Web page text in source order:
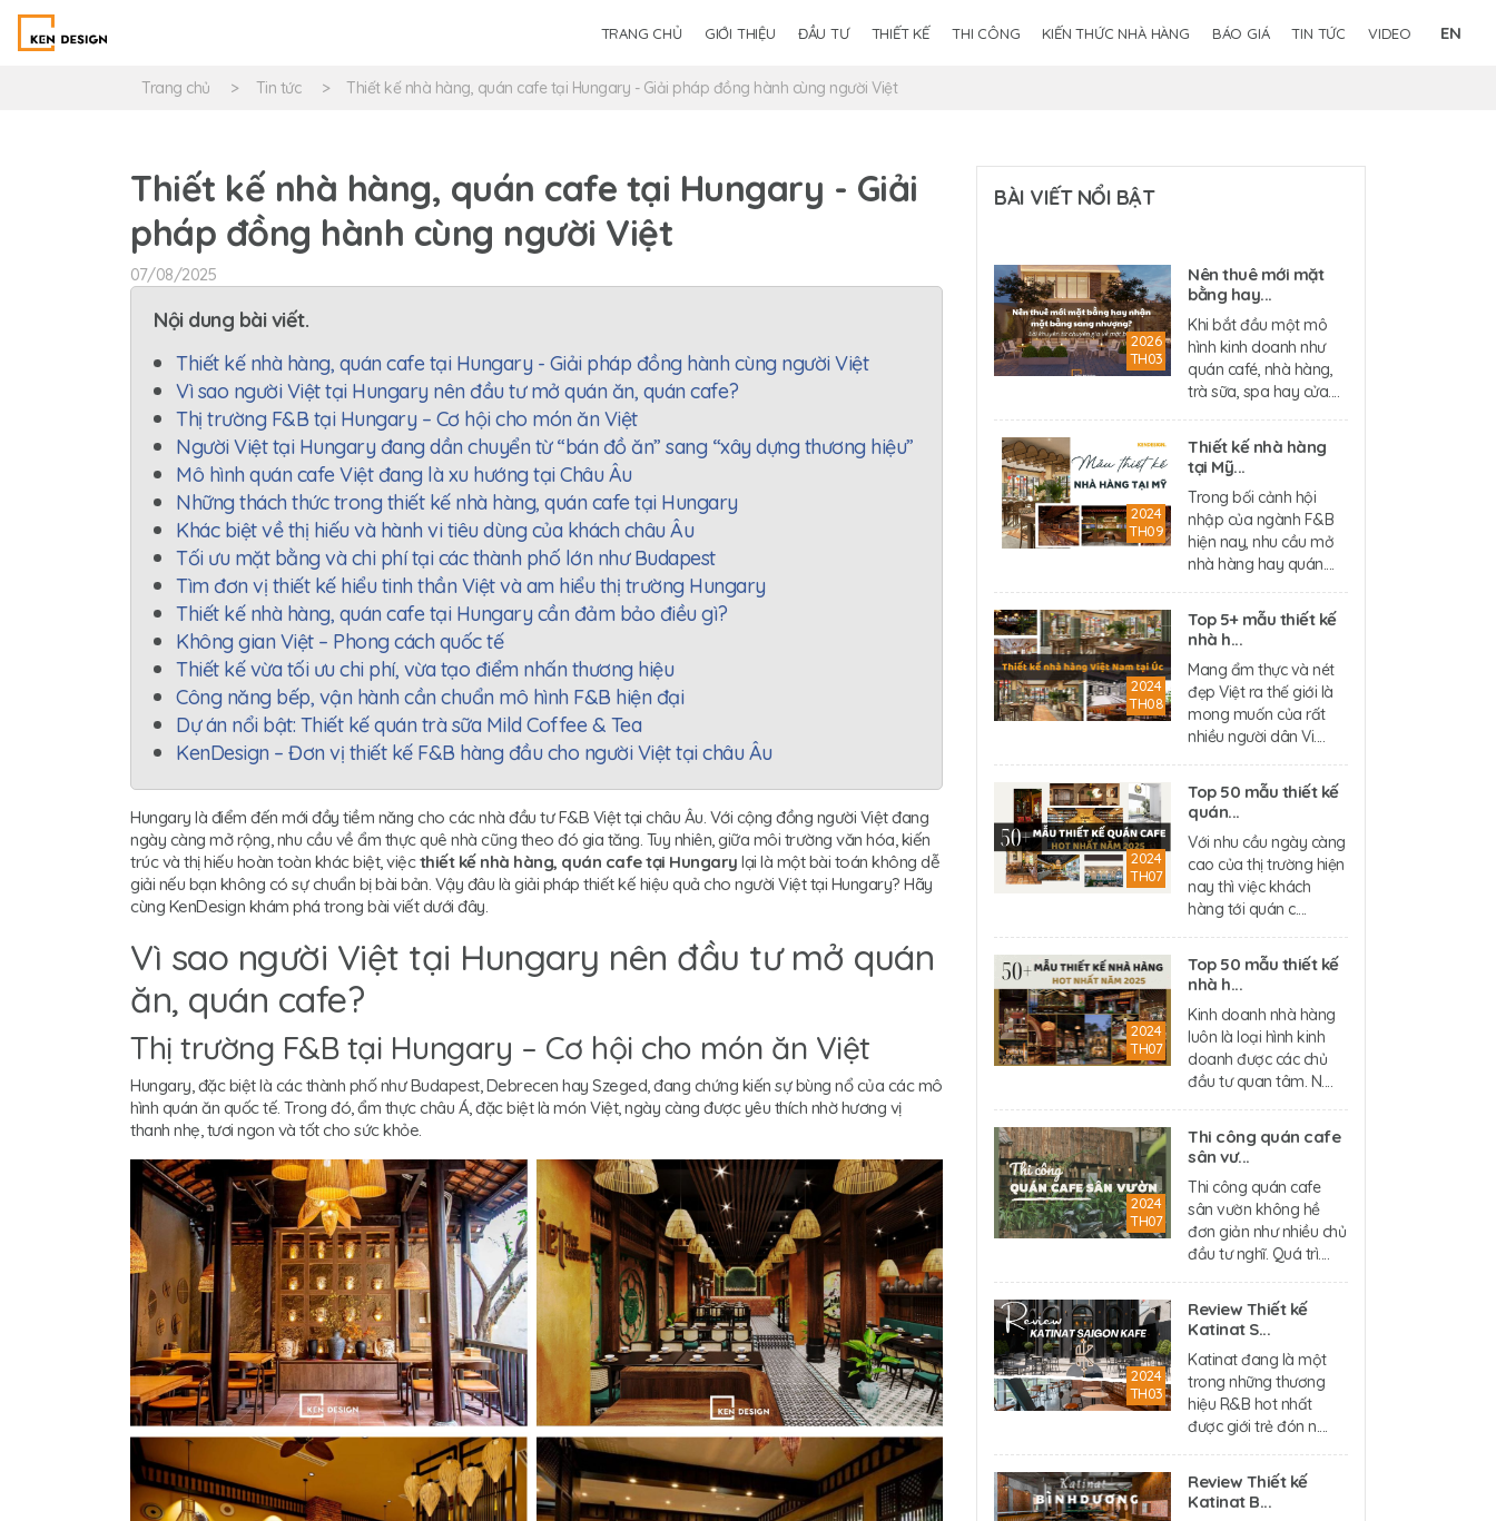
TRANG CHỦ GIỚI THIỆU ĐẦU TƯ THIẾT KẾ THI CÔNG KIẾN THỨC NHÀ HÀNG BÁO GIÁ TIN TỨC VIDEO EN
Trang chủ Tin tức Thiết kế nhà hàng, quán cafe tại Hungary - Giải pháp đồng hành cùng người Việt
Thiết kế nhà hàng, quán cafe tại Hungary - Giải
pháp đồng hành cùng người Việt
07/08/2025
Nội dung bài viết.
Thiết kế nhà hàng, quán cafe tại Hungary - Giải pháp đồng hành cùng người Việt
Vì sao người Việt tại Hungary nên đầu tư mở quán ăn, quán cafe?
Thị trường F&B tại Hungary – Cơ hội cho món ăn Việt
Người Việt tại Hungary đang dần chuyển từ “bán đồ ăn” sang “xây dựng thương hiệu”
Mô hình quán cafe Việt đang là xu hướng tại Châu Âu
Những thách thức trong thiết kế nhà hàng, quán cafe tại Hungary
Khác biệt về thị hiếu và hành vi tiêu dùng của khách châu Âu
Tối ưu mặt bằng và chi phí tại các thành phố lớn như Budapest
Tìm đơn vị thiết kế hiểu tinh thần Việt và am hiểu thị trường Hungary
Thiết kế nhà hàng, quán cafe tại Hungary cần đảm bảo điều gì?
Không gian Việt – Phong cách quốc tế
Thiết kế vừa tối ưu chi phí, vừa tạo điểm nhấn thương hiệu
Công năng bếp, vận hành cần chuẩn mô hình F&B hiện đại
Dự án nổi bật: Thiết kế quán trà sữa Mild Coffee & Tea
KenDesign – Đơn vị thiết kế F&B hàng đầu cho người Việt tại châu Âu
Hungary là điểm đến mới đầy tiềm năng cho các nhà đầu tư F&B Việt tại châu Âu. Với cộng đồng người Việt đang
ngày càng mở rộng, nhu cầu về ẩm thực quê nhà cũng theo đó gia tăng. Tuy nhiên, giữa môi trường văn hóa, kiến
trúc và thị hiếu hoàn toàn khác biệt, việcthiết kế nhà hàng, quán cafe tại Hungary lại là một bài toán không dễ
giải nếu bạn không có sự chuẩn bị bài bản. Vậy đâu là giải pháp thiết kế hiệu quả cho người Việt tại Hungary? Hãy
cùng KenDesign khám phá trong bài viết dưới đây.
Vì sao người Việt tại Hungary nên đầu tư mở quán
ăn, quán cafe?
Thị trường F&B tại Hungary – Cơ hội cho món ăn Việt
Hungary, đặc biệt là các thành phố như Budapest, Debrecen hay Szeged, đang chứng kiến sự bùng nổ của các mô
hình quán ăn quốc tế. Trong đó, ẩm thực châu Á, đặc biệt là món Việt, ngày càng được yêu thích nhờ hương vị
thanh nhẹ, tươi ngon và tốt cho sức khỏe.
BÀI VIẾT NỔI BẬT
2026
TH03
Nên thuê mới mặt
bằng hay...
Khi bắt đầu một mô
hình kinh doanh như
quán café, nhà hàng,
trà sữa, spa hay cửa....
2024
TH09
Thiết kế nhà hàng
tại Mỹ...
Trong bối cảnh hội
nhập của ngành F&B
hiện nay, nhu cầu mở
nhà hàng hay quán....
2024
TH08
Top 5+ mẫu thiết kế
nhà h...
Mang ẩm thực và nét
đẹp Việt ra thế giới là
mong muốn của rất
nhiều người dân Vi....
2024
TH07
Top 50 mẫu thiết kế
quán...
Với nhu cầu ngày càng
cao của thị trường hiện
nay thì việc khách
hàng tới quán c....
2024
TH07
Top 50 mẫu thiết kế
nhà h...
Kinh doanh nhà hàng
luôn là loại hình kinh
doanh được các chủ
đầu tư quan tâm. N....
2024
TH07
Thi công quán cafe
sân vư...
Thi công quán cafe
sân vườn không hề
đơn giản như nhiều chủ
đầu tư nghĩ. Quá trì....
2024
TH03
Review Thiết kế
Katinat S...
Katinat đang là một
trong những thương
hiệu R&B hot nhất
được giới trẻ đón n....
Review Thiết kế
Katinat B...